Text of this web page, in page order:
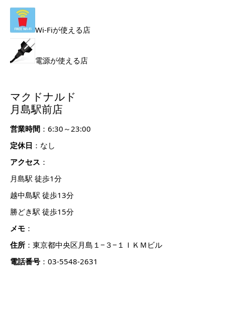
Wi-Fiが使える店
電源が使える店
マクドナルド
月島駅前店
営業時間 ：6:30～23:00
定休日 ：なし
アクセス ：
月島駅 徒歩1分
越中島駅 徒歩13分
勝どき駅 徒歩15分
メモ ：
住所 ：東京都中央区月島１−３−１ＩＫＭビル
電話番号 ：03-5548-2631